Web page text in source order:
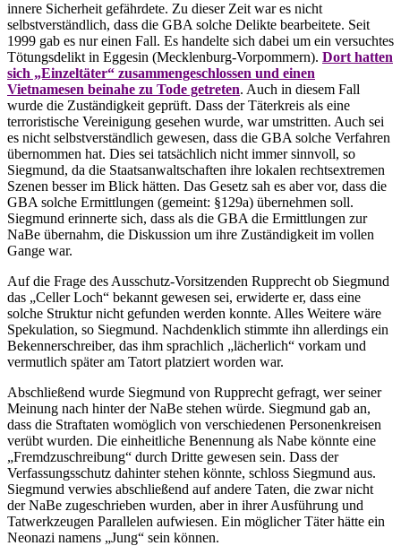
innere Sicherheit gefährdete. Zu dieser Zeit war es nicht
selbstverständlich, dass die GBA solche Delikte bearbeitete. Seit
1999 gab es nur einen Fall. Es handelte sich dabei um ein versuchtes
Tötungsdelikt in Eggesin (Mecklenburg-Vorpommern). Dort hatten
sich „Einzeltäter“ zusammengeschlossen und einen
Vietnamesen beinahe zu Tode getreten. Auch in diesem Fall
wurde die Zuständigkeit geprüft. Dass der Täterkreis als eine
terroristische Vereinigung gesehen wurde, war umstritten. Auch sei
es nicht selbstverständlich gewesen, dass die GBA solche Verfahren
übernommen hat. Dies sei tatsächlich nicht immer sinnvoll, so
Siegmund, da die Staatsanwaltschaften ihre lokalen rechtsextremen
Szenen besser im Blick hätten. Das Gesetz sah es aber vor, dass die
GBA solche Ermittlungen (gemeint: §129a) übernehmen soll.
Siegmund erinnerte sich, dass als die GBA die Ermittlungen zur
NaBe übernahm, die Diskussion um ihre Zuständigkeit im vollen
Gange war.
Auf die Frage des Ausschutz-Vorsitzenden Rupprecht ob Siegmund
das „Celler Loch“ bekannt gewesen sei, erwiderte er, dass eine
solche Struktur nicht gefunden werden konnte. Alles Weitere wäre
Spekulation, so Siegmund. Nachdenklich stimmte ihn allerdings ein
Bekennerschreiber, das ihm sprachlich „lächerlich“ vorkam und
vermutlich später am Tatort platziert worden war.
Abschließend wurde Siegmund von Rupprecht gefragt, wer seiner
Meinung nach hinter der NaBe stehen würde. Siegmund gab an,
dass die Straftaten womöglich von verschiedenen Personenkreisen
verübt wurden. Die einheitliche Benennung als Nabe könnte eine
„Fremdzuschreibung“ durch Dritte gewesen sein. Dass der
Verfassungsschutz dahinter stehen könnte, schloss Siegmund aus.
Siegmund verwies abschließend auf andere Taten, die zwar nicht
der NaBe zugeschrieben wurden, aber in ihrer Ausführung und
Tatwerkzeugen Parallelen aufwiesen. Ein möglicher Täter hätte ein
Neonazi namens „Jung“ sein können.